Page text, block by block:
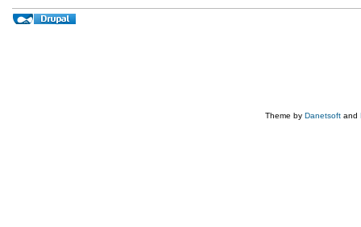
Theme by Danetsoft and